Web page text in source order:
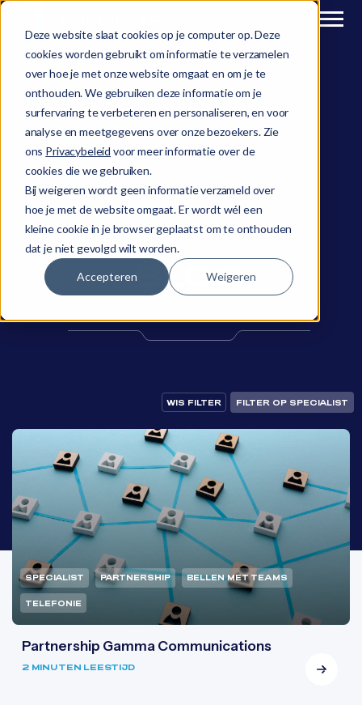
Deze website slaat cookies op je computer op. Deze
cookies worden gebruikt om informatie te verzamelen
over hoe je met onze website omgaat en om je te
onthouden. We gebruiken deze informatie om je
surfervaring te verbeteren en personaliseren, en voor
analyse en meetgegevens over onze bezoekers. Zie
ons Privacybeleid voor meer informatie over de
cookies die we gebruiken.
Bij weigeren wordt geen informatie verzameld over
hoe je met de website omgaat. Er wordt wél een
kleine cookie in je browser geplaatst om te onthouden
dat je niet gevolgd wilt worden.
Accepteren Weigeren
BLOG
WIS FILTER FILTER OP SPECIALIST
SPECIALIST PARTNERSHIP BELLEN MET TEAMS
TELEFONIE
Partnership Gamma Communications
2 MINUTEN LEESTIJD